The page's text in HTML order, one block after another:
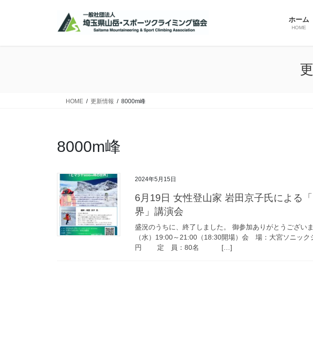
ホーム
HOME
HOME 更新情報 8000m峰
8000m峰
2024年5月15日
6月19日 女性登山家 岩田京子氏による
界」講演会
盛況のうちに、終了しました。 御参加ありがとうござ
（水）19:00～21:00（18:30開場）会 場：大宮ソニッ
円 定 員：80名 […]